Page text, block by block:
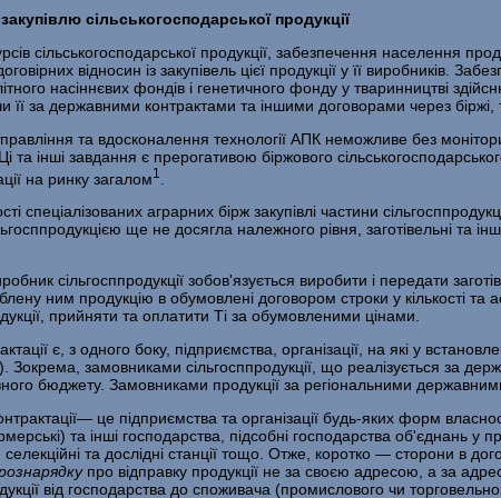
сільськогосподарської продукції
сільсько­господарської продукції, забезпечення населення
відносин із закупівель цієї продукції у її виробни­ків.
насіннєвих фондів і генетичного фонду у тварин­ництві
за державними контрактами та іншими договорами через біржі,
та вдосконалення технології АПК неможливе без
та інші за­вдання є прерогативою біржового
на ринку загалом1
спеціалізованих аграрних бірж закупівлі частини
ще не досягла належного рівня, заготівельні та
сільгосппродукції зобов'язується виробити і передати
ним продукцію в обумовлені договором строки у кількості
прийняти та оплатити Ті за обумовленими цінами.
є, з одного боку, під­приємства, організації, на які у
Зокрема, замовника­ми сільгосппродукції, що реалізується за
бюд­жету. Замовниками продукції за регіональними
це підприємства та організації будь-яких форм
та інші госпо­дарства, підсобні господарства об'єднань у
селекційні та дослідні станції тощо. Отже, коротко — сторони в
про відправку продукції не за своєю адресою, а за
від господарства до споживача (промисло­вого чи